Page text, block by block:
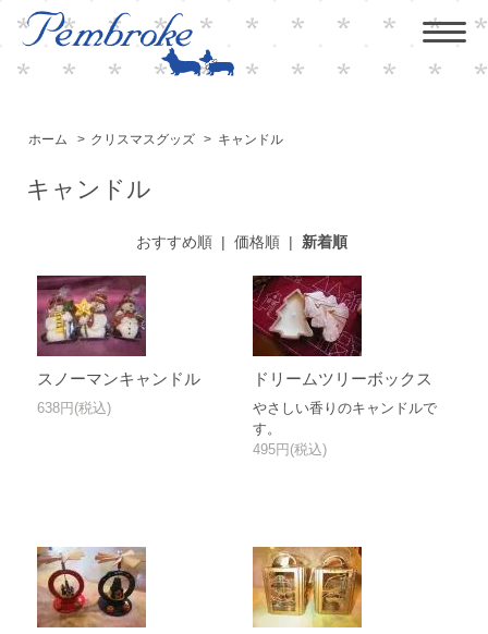
ホーム > クリスマスグッズ > キャンドル
キャンドル
おすすめ順| 価格順| 新着順
スノーマンキャンドル
638円(税込)
ドリームツリーボックス
やさしい香りのキャンドルで
す。
495円(税込)